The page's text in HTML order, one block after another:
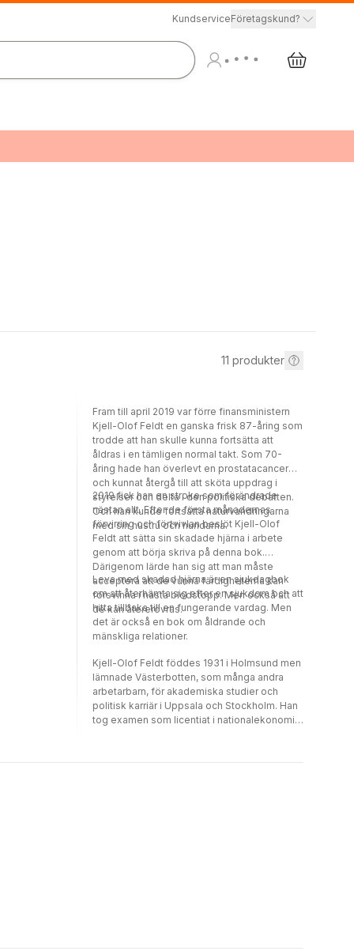
KundserviceFöretagskund?
11 produkter
Fram till april 2019 var förre finansministern
Kjell-Olof Feldt en ganska frisk 87-åring som
trodde att han skulle kunna fortsätta att
åldras i en tämligen normal takt. Som 70-
åring hade han överlevt en prostatacancer
och kunnat återgå till att sköta uppdrag i
styrelser och delta i den politiska debatten.
Och han kunde fortsätta naturvandringarna
med sin hustru och hundarna.
2019 fick han en stroke som förändrade
nästan allt. Efter de första månadernas
förvirring och förtvivlan beslöt Kjell-Olof
Feldt att sätta sin skadade hjärna i arbete
genom att börja skriva på denna bok.
Därigenom lärde han sig att man måste
acceptera att de vunna färdigheterna kan
försvinna i nästa blodstopp. Men också att
de kan återerövras.
Leva med skadad hjärna är en sjukdagbok
om att återhämta sig efter en sjukdom och att
hitta tillbaka till en fungerande vardag. Men
det är också en bok om åldrande och
mänskliga relationer.
Kjell-Olof Feldt föddes 1931 i Holmsund men
lämnade Västerbotten, som många andra
arbetarbarn, för akademiska studier och
politisk karriär i Uppsala och Stockholm. Han
tog examen som licentiat i nationalekonomi
som han själv kallar det, mångsysslare med